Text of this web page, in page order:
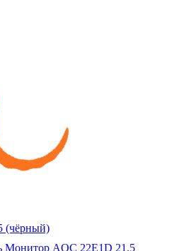
(чёрный)
Монитор AOC 22E1D 21.5